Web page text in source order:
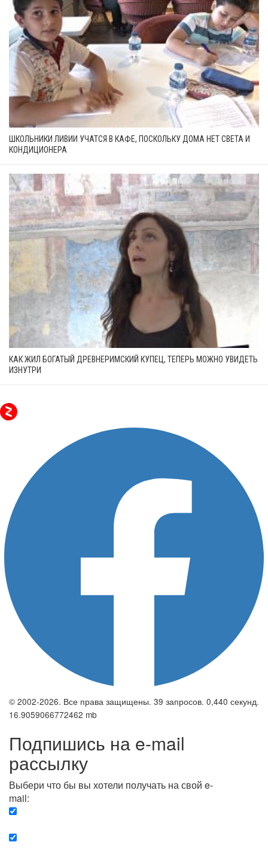
ШКОЛЬНИКИ ЛИВИИ УЧАТСЯ В КАФЕ, ПОСКОЛЬКУ ДОМА НЕТ СВЕТА И
КОНДИЦИОНЕРА
КАК ЖИЛ БОГАТЫЙ ДРЕВНЕРИМСКИЙ КУПЕЦ, ТЕПЕРЬ МОЖНО УВИДЕТЬ
ИЗНУТРИ
© 2002-2026. Все права защищены. 39 запросов. 0,440 секунд.
16.9059066772462 mb
Подпишись на e-mail
рассылку
Выбери что бы вы хотели получать на свой e-
mail: